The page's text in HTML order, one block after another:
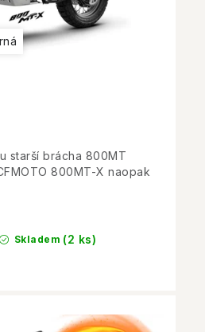
Skladem (2 ks)
starší brácha 800MT
800MT-X naopak